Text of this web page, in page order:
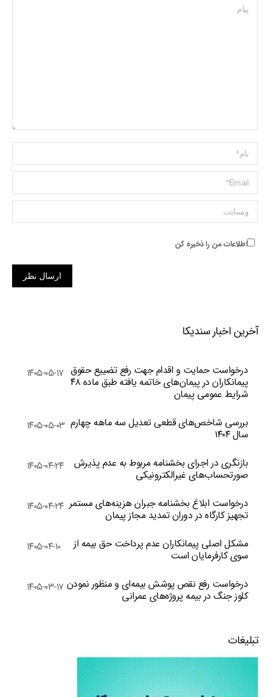
پیام
Name *
ایمیل *
وبسایت
اطلاعات من را ذخیره کن
ارسال نظر
آخرین اخبار سندیکا
درخواست حمایت و اقدام جهت رفع تضییع حقوق
پیمانکاران در پیمان‌های خاتمه یافته طبق ماده ۴۸
شرایط عمومی پیمان
۱۴۰۵-۰۵-۱۷
بررسی شاخص‌های قطعی تعدیل سه ماهه چهارم
سال ۱۴۰۴
۱۴۰۵-۰۵-۰۳
بازنگری در اجرای بخشنامه مربوط به عدم پذیرش
صورتحساب‌های غیرالکترونیکی
۱۴۰۵-۰۴-۲۴
درخواست ابلاغ بخشنامه جبران هزینه‌های مستمر
تجهیز کارگاه در دوران تمدید مجاز پیمان
۱۴۰۵-۰۴-۲۴
مشکل اصلی پیمانکاران عدم پرداخت حق بیمه از
سوی کارفرمایان است
۱۴۰۵-۰۴-۱۰
درخواست رفع نقص پوشش بیمه‌ای و منظور نمودن
کلوز جنگ در بیمه پروژه‌های عمرانی
۱۴۰۵-۰۳-۱۷
تبلیغات